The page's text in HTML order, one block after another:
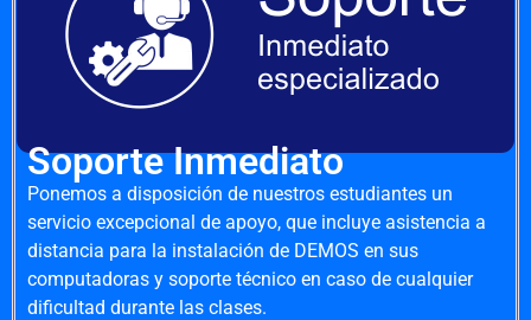
Soporte Inmediato
Ponemos a disposición de nuestros estudiantes un
servicio excepcional de apoyo, que incluye asistencia a
distancia para la instalación de DEMOS en sus
computadoras y soporte técnico en caso de cualquier
dificultad durante las clases.